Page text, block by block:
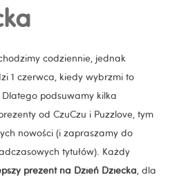
codziennie, jednak
1 czerwca, kiedy wybrzmi to
podsuwamy kilka
od CzuCzu i Puzzlove, tym
nowości (i zapraszamy do
tytułów). Każdy
prezent na Dzień Dziecka, dla